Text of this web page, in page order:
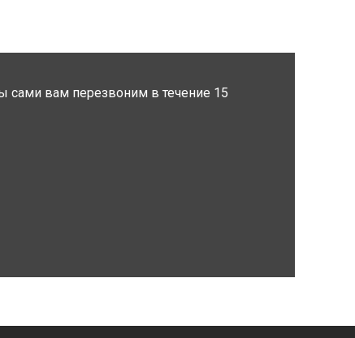
вам перезвоним в течение 15